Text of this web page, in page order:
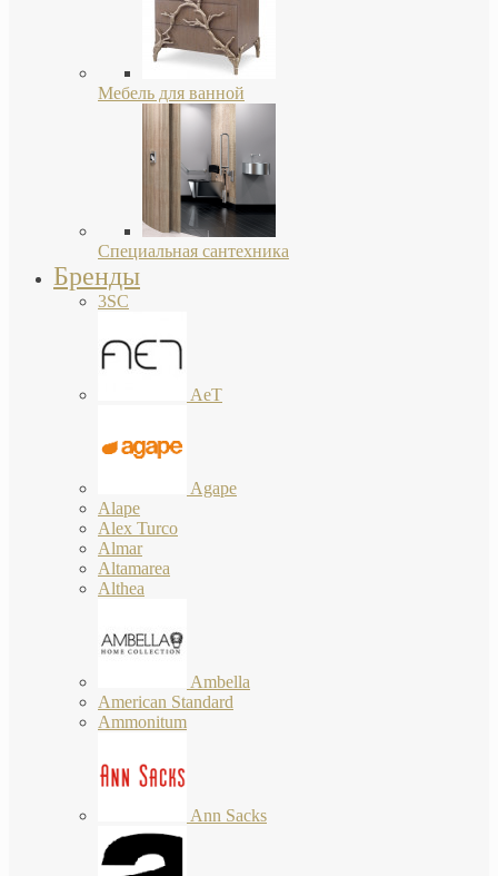
Мебель для ванной
Специальная сантехника
Бренды
3SC
AeT
Agape
Alape
Alex Turco
Almar
Altamarea
Althea
Ambella
American Standard
Ammonitum
Ann Sacks